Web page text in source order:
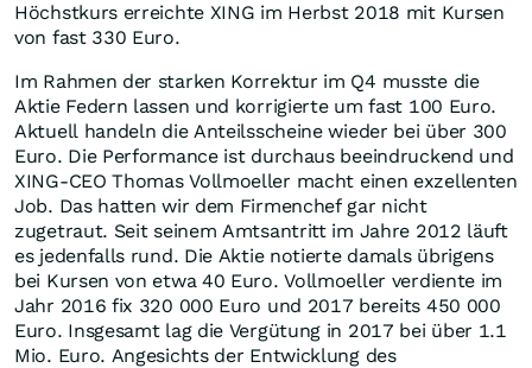
Höchstkurs erreichte XING im Herbst 2018 mit Kursen
von fast 330 Euro.
Im Rahmen der starken Korrektur im Q4 musste die
Aktie Federn lassen und korrigierte um fast 100 Euro.
Aktuell handeln die Anteilsscheine wieder bei über 300
Euro. Die Performance ist durchaus beeindruckend und
XING-CEO Thomas Vollmoeller macht einen exzellenten
Job. Das hatten wir dem Firmenchef gar nicht
zugetraut. Seit seinem Amtsantritt im Jahre 2012 läuft
es jedenfalls rund. Die Aktie notierte damals übrigens
bei Kursen von etwa 40 Euro. Vollmoeller verdiente im
Jahr 2016 fix 320 000 Euro und 2017 bereits 450 000
Euro. Insgesamt lag die Vergütung in 2017 bei über 1.1
Mio. Euro. Angesichts der Entwicklung des